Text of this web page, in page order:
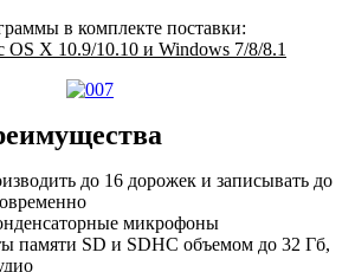
в комплекте поставки:
OS X 10.9/10.10 и Windows 7/8/8.1
до 16 дорожек и записывать до
микрофоны
памяти SD и SDHC объемом до 32 Гб,